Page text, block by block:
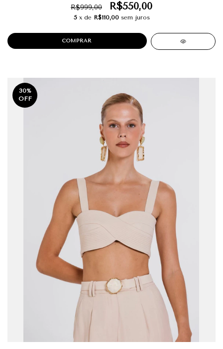
R$999,00 R$550,00
5 x de R$110,00 sem juros
COMPRAR
30%
OFF